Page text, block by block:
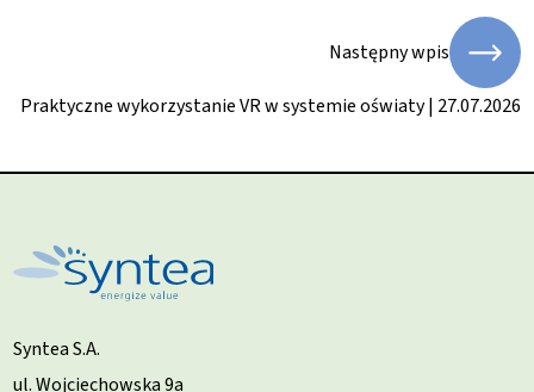
Następny wpis
Praktyczne wykorzystanie VR w systemie oświaty | 27.07.2026
Syntea S.A.
ul. Wojciechowska 9a